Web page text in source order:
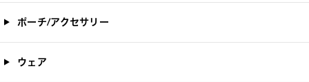
ポーチ/アクセサリー
ウェア